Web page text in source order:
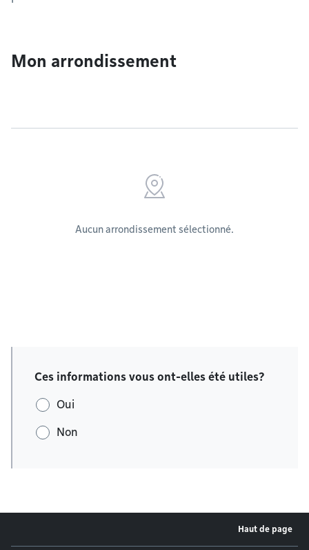
Mon arrondissement
Aucun arrondissement sélectionné.
Ces informations vous ont-elles été utiles?
Oui
Non
Haut de page